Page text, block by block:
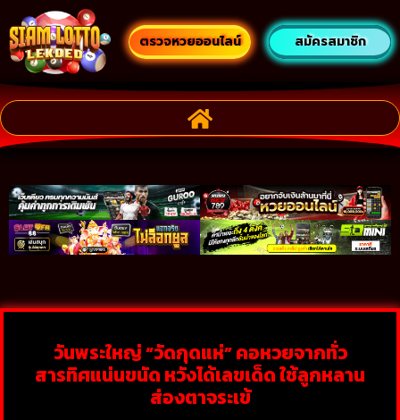
ตรวจหวยออนไลน์ สมัครสมาชิก
วันพระใหญ่ “วัดกุดแห่” คอหวยจากทั่ว
สารทิศแน่นขนัด หวังได้เลขเด็ด ใช้ลูกหลาน
ส่องตาจระเข้